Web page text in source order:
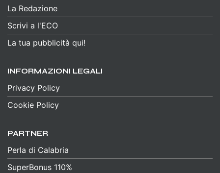
La Redazione
Scrivi a l'ECO
La tua pubblicità qui!
INFORMAZIONI LEGALI
Privacy Policy
Cookie Policy
PARTNER
Perla di Calabria
SuperBonus 110%